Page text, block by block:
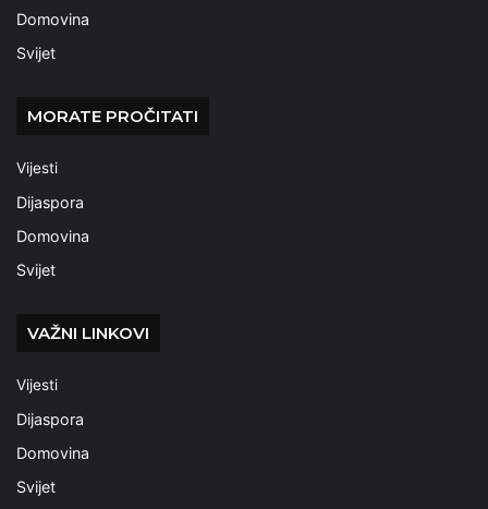
Domovina
Svijet
MORATE PROČITATI
Vijesti
Dijaspora
Domovina
Svijet
VAŽNI LINKOVI
Vijesti
Dijaspora
Domovina
Svijet